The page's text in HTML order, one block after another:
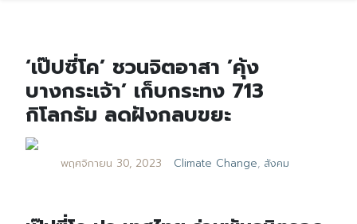
‘เป๊ปซี่โค’ ชวนจิตอาสา ’คุ้ง
บางกระเจ้า’ เก็บกระทง 713
กิโลกรัม ลดฝังกลบขยะ
พฤศจิกายน 30, 2023 Climate Change, สังคม